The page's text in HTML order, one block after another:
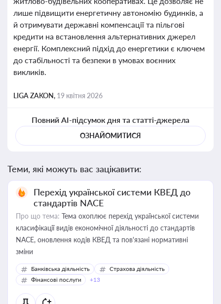
лише підвищити енергетичну автономію будинків, а
й отримувати державні компенсації та пільгові
кредити на встановлення альтернативних джерел
енергії. Комплексний підхід до енергетики є ключем
до стабільності та безпеки в умовах воєнних
викликів.
LIGA ZAKON, 19 квітня 2026
Повний AI-підсумок дня та статті-джерела
ОЗНАЙОМИТИСЯ
Теми, які можуть вас зацікавити:
Перехід української системи КВЕД до
стандартів NACE
Про що тема: Тема охоплює перехід української системи
класифікації видів економічної діяльності до стандартів
NACE, оновлення кодів КВЕД та пов'язані нормативні
зміни
Банківська діяльність
Страхова діяльність
Фінансові послуги
+13